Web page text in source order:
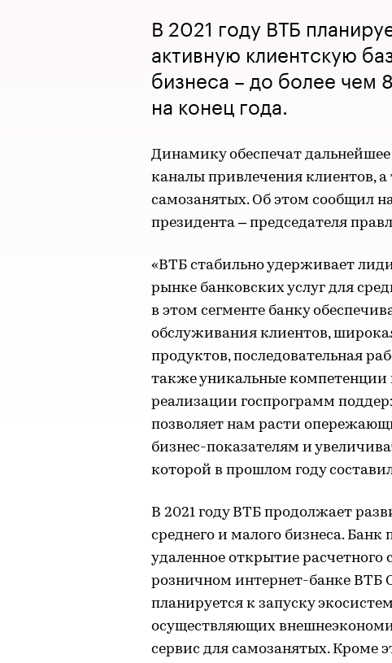
В 2021 году ВТБ
активную клиентскую
бизнеса – до более чем
на конец года.
Динамику обеспечат
каналы привлечения клиентов,
самозанятых. Об этом сообщил
президента – председателя
«ВТБ стабильно удерживает
рынке банковских услуг для
в этом сегменте банку
обслуживания клиентов,
продуктов, последовательная
также уникальные компетенции
реализации госпрограмм
позволяет нам расти
бизнес-показателям и
которой в прошлом году
В 2021 году ВТБ продолжает
среднего и малого бизнеса.
удаленное открытие
розничном интернет-банке
планируется к запуску
осуществляющих
сервис для самозанятых. Кроме